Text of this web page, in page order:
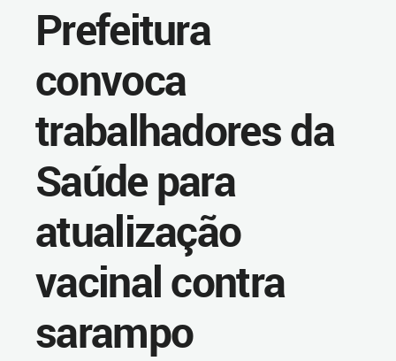
Prefeitura
convoca
trabalhadores da
Saúde para
atualização
vacinal contra
sarampo